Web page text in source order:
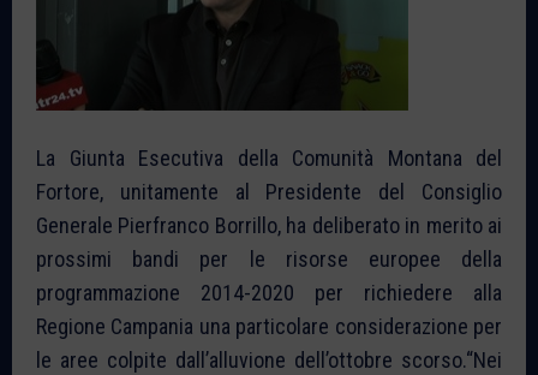
La Giunta Esecutiva della Comunità Montana del
Fortore, unitamente al Presidente del Consiglio
Generale Pierfranco Borrillo, ha deliberato in merito ai
prossimi bandi per le risorse europee della
programmazione 2014-2020 per richiedere alla
Regione Campania una particolare considerazione per
le aree colpite dall’alluvione dell’ottobre scorso.“Nei